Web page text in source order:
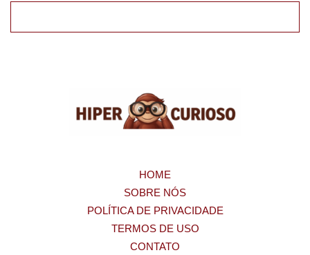
HOME
SOBRE NÓS
POLÍTICA DE PRIVACIDADE
TERMOS DE USO
CONTATO